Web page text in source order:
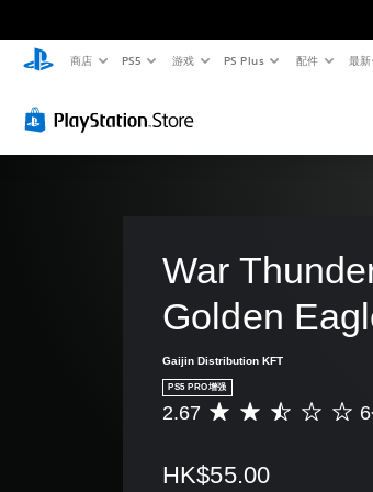
商店 PS5 游戏 PS Plus 配件 最新
War
Golden
Gaijin Distribution KFT
PS5 PRO增强
平
价
2.67
HK$55.00